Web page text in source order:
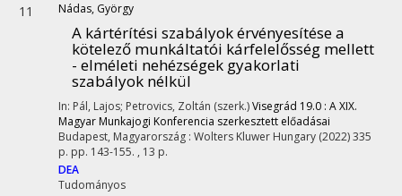
11 Nádas, György
A kártérítési szabályok érvényesítése a
kötelező munkáltatói kárfelelősség mellett
- elméleti nehézségek gyakorlati
szabályok nélkül
In: Pál, Lajos; Petrovics, Zoltán (szerk.)Visegrád 19.0 : A XIX.
Magyar Munkajogi Konferencia szerkesztett előadásai
Budapest, Magyarország : Wolters Kluwer Hungary (2022)335
p. pp. 143-155. , 13 p.
DEA
Tudományos